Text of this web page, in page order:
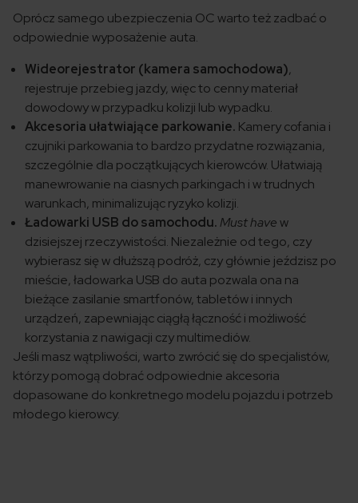
Oprócz samego ubezpieczenia OC warto też zadbać o
odpowiednie wyposażenie auta.
Wideorejestrator (kamera samochodowa),
rejestruje przebieg jazdy, więc to cenny materiał
dowodowy w przypadku kolizji lub wypadku.
Akcesoria ułatwiające parkowanie. Kamery cofania i
czujniki parkowania to bardzo przydatne rozwiązania,
szczególnie dla początkujących kierowców. Ułatwiają
manewrowanie na ciasnych parkingach i w trudnych
warunkach, minimalizując ryzyko kolizji.
Ładowarki USB do samochodu.Must havew
dzisiejszej rzeczywistości. Niezależnie od tego, czy
wybierasz się w dłuższą podróż, czy głównie jeździsz po
mieście, ładowarka USB do auta pozwala ona na
bieżące zasilanie smartfonów, tabletów i innych
urządzeń, zapewniając ciągłą łączność i możliwość
korzystania z nawigacji czy multimediów.
Jeśli masz wątpliwości, warto zwrócić się do specjalistów,
którzy pomogą dobrać odpowiednie akcesoria
dopasowane do konkretnego modelu pojazdu i potrzeb
młodego kierowcy.